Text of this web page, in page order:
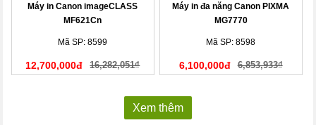
Máy in Canon imageCLASS
MF621Cn
Mã SP: 8599
12,700,000đ 16,282,051₫
Máy in đa năng Canon PIXMA
MG7770
Mã SP: 8598
6,100,000đ 6,853,933₫
Xem thêm